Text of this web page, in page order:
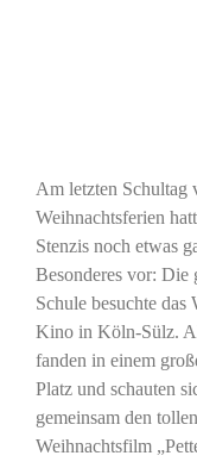
Am letzten Schultag
Weihnachtsferien
Stenzis noch etwas
Besonderes vor: Die
Schule besuchte das
Kino in Köln-Sülz.
fanden in einem
Platz und schauten
gemeinsam den tollen
Weihnachtsfilm